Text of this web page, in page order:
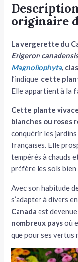
originaire
La vergerette du
Erigeron
Magnoliophyta,
l’indique, cette
Elle appartient à la
Cette plante vivace
blanches ou roses
conquérir les
françaises. Elle
tempérés à chauds
préfère les sols bien
Avec son habitude
s’adapter à divers
Canada est
nombreux paysoù
que pour ses vertus